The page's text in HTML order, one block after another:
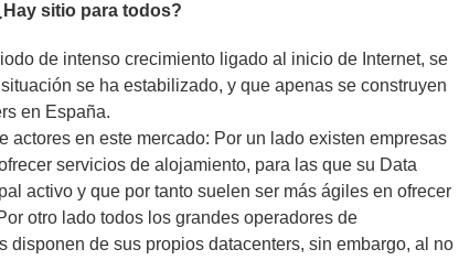
sitio para todos?
de intenso crecimiento ligado al inicio de Internet, se
se ha estabilizado, y que apenas se construyen
en España.
actores en este mercado: Por un lado existen empresas
servicios de alojamiento, para las que su Data
activo y que por tanto suelen ser más ágiles en ofrecer
otro lado todos los grandes operadores de
disponen de sus propios datacenters, sin embargo, al no